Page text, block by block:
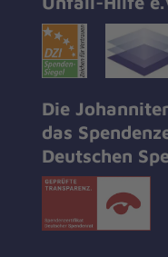
Die
das
Deutschen